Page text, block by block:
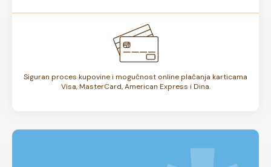
Siguran proces kupovine i mogućnost online plaćanja karticama
Visa, MasterCard, American Express i Dina.